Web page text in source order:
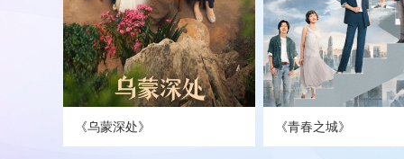
《乌蒙深处》 《青春之城》